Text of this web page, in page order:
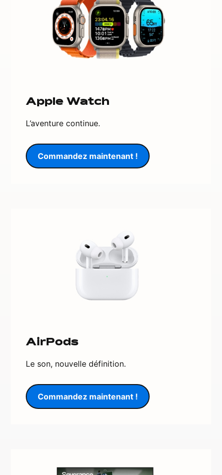
Apple Watch
L’aventure continue.
Commandez maintenant !
AirPods
Le son, nouvelle définition.
Commandez maintenant !